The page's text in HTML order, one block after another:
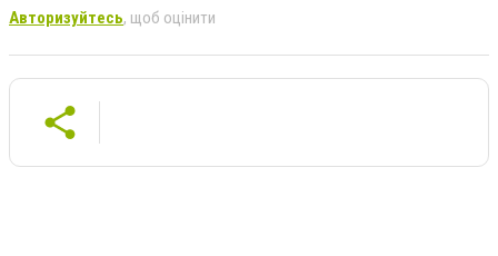
Авторизуйтесь, щоб оцінити